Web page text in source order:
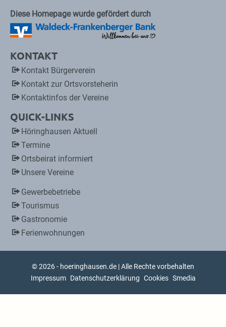
Diese Homepage wurde gefördert durch
KONTAKT
Kontakt Bürgerverein
Kontakt zur Ortsvorsteherin
Kontaktinfos der Vereine
QUICK-LINKS
Höringhausen Aktuell
Termine
Ortsbeirat informiert
Unsere Vereine
Gewerbebetriebe
Tourismus
Gastronomie
Ferienwohnungen
© 2026 - hoeringhausen.de | Alle Rechte vorbehalten
Impressum Datenschutzerklärung Cookies Smedia